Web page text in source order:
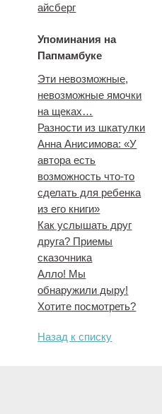
айсберг
Упоминания на
Папмамбуке
Эти невозможные,
невозможные ямочки
на щеках…
Разности из шкатулки
Анна Анисимова: «У
автора есть
возможность что-то
сделать для ребенка
из его книги»
Как услышать друг
друга? Приемы
сказочника
Алло! Мы
обнаружили дыру!
Хотите посмотреть?
Назад к списку